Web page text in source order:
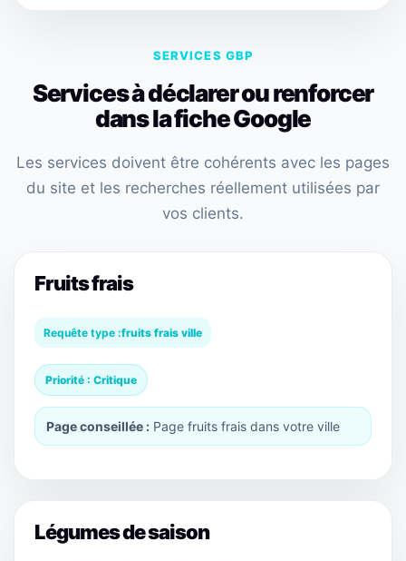
SERVICES GBP
Services à déclarer ou renforcer
dans la fiche Google
Les services doivent être cohérents avec les pages
du site et les recherches réellement utilisées par
vos clients.
Fruits frais
Requête type :fruits frais ville
Priorité : Critique
Page conseillée : Page fruits frais dans votre ville
Légumes de saison